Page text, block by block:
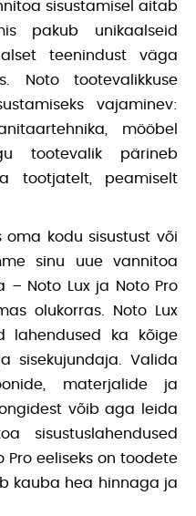
sisustamisel aitab
pakub unikaalseid
teenindust väga
Noto tootevalikkuse
vajaminev:
mööbel
tootevalik pärineb
tootjatelt, peamiselt
kodu sisustust või
sinu uue vannitoa
Noto Lux ja Noto Pro
olukorras. Noto Lux
lahendused ka kõige
sisekujundaja. Valida
materjalide ja
võib aga leida
sisustuslahendused
Pro eeliseks on toodete
kauba hea hinnaga ja